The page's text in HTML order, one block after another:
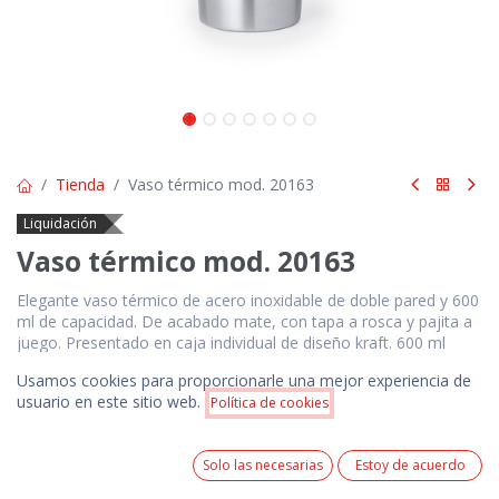
Precio:
10.00 Añadir a la cesta
0
Wishlist Cuenta
Tienda Vaso térmico mod. 20163
Liquidación
Vaso térmico mod. 20163
Elegante vaso térmico de acero inoxidable de doble pared y 600
ml de capacidad. De acabado mate, con tapa a rosca y pajita a
juego. Presentado en caja individual de diseño kraft. 600 ml
$10.00
Precio incluye 1 logotipo estampado en serigrafía a 1
color ó 1 logotipo bordado de acuerdo a las
Usamos cookies para proporcionarle una mejor experiencia de
usuario en este sitio web.
Política de cookies
Solo las necesarias Estoy de acuerdo